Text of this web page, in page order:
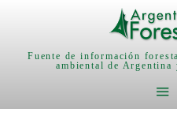
Fuente de información
ambiental de Argentina